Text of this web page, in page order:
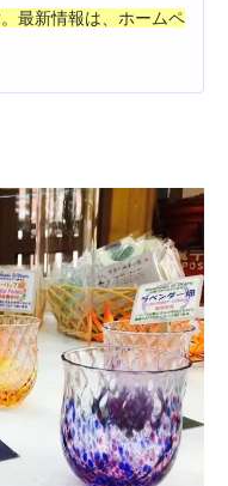
最新情報は、ホームペ